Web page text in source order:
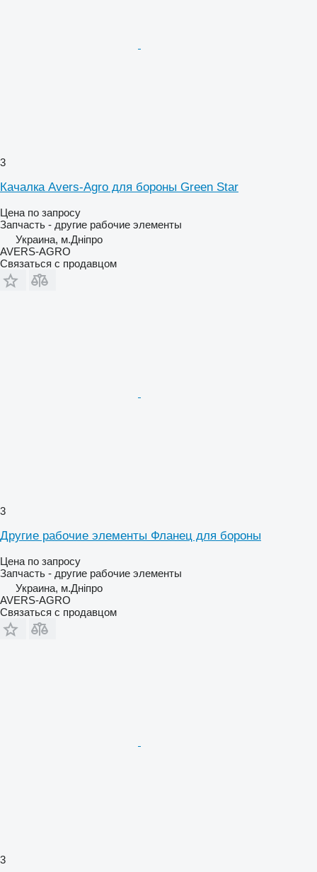
3
Качалка Avers-Agro для бороны Green Star
Цена по запросу
Запчасть - другие рабочие элементы
Украина, м.Дніпро
AVERS-AGRO
Связаться с продавцом
3
Другие рабочие элементы Фланец для бороны
Цена по запросу
Запчасть - другие рабочие элементы
Украина, м.Дніпро
AVERS-AGRO
Связаться с продавцом
3